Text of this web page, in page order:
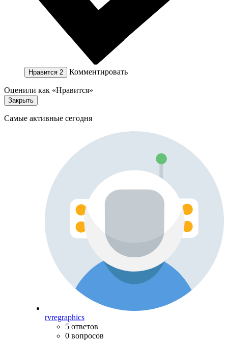
Нравится 2 Комментировать
Оценили как «Нравится»
Закрыть
Самые активные сегодня
rvregraphics
5 ответов
0 вопросов